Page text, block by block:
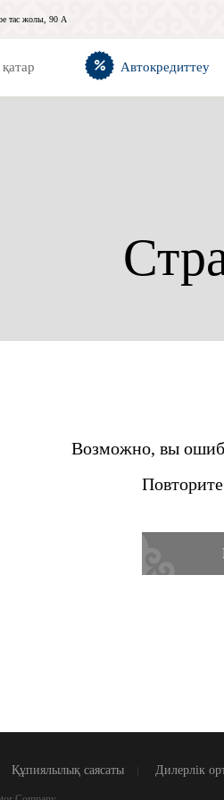
тас жолы, 90 А
Автокредиттеу
Возможно, вы
Құпиялылық саясаты Дилерлік